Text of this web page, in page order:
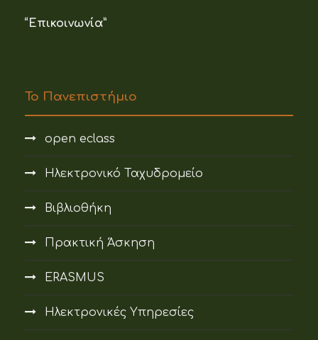
“Επικοινωνία”
Το Πανεπιστήμιο
open eclass
Ηλεκτρονικό Ταχυδρομείο
Βιβλιοθήκη
Πρακτική Άσκηση
ERASMUS
Ηλεκτρονικές Υπηρεσίες